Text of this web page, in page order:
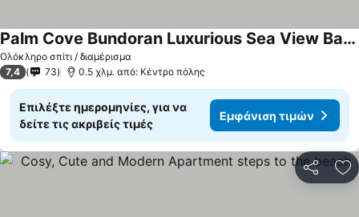
Ολόκληρο σπίτι / διαμέρισμα
Palm Cove Bundoran Luxurious Sea View Balcony Free Wifi Netflix Sleeps 5
Εμφάνιση τιμών
7,4 73 0.5 χλμ. από: Κέντρο πόλης
Επιλέξτε ημερομηνίες, για να
δείτε τις ακριβείς τιμές
Εμφάνιση τιμών